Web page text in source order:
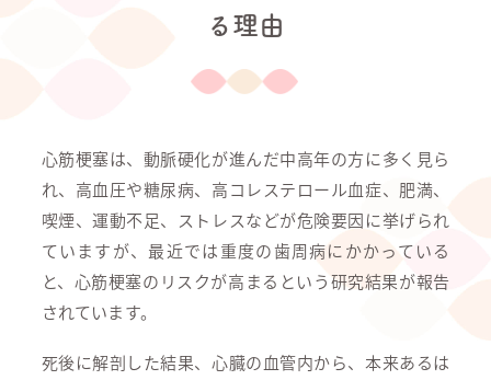
る理由
心筋梗塞は、動脈硬化が進んだ中高年の方に多く見ら
れ、高血圧や糖尿病、高コレステロール血症、肥満、
喫煙、運動不足、ストレスなどが危険要因に挙げられ
ていますが、最近では重度の歯周病にかかっている
と、心筋梗塞のリスクが高まるという研究結果が報告
されています。
死後に解剖した結果、心臓の血管内から、本来あるは